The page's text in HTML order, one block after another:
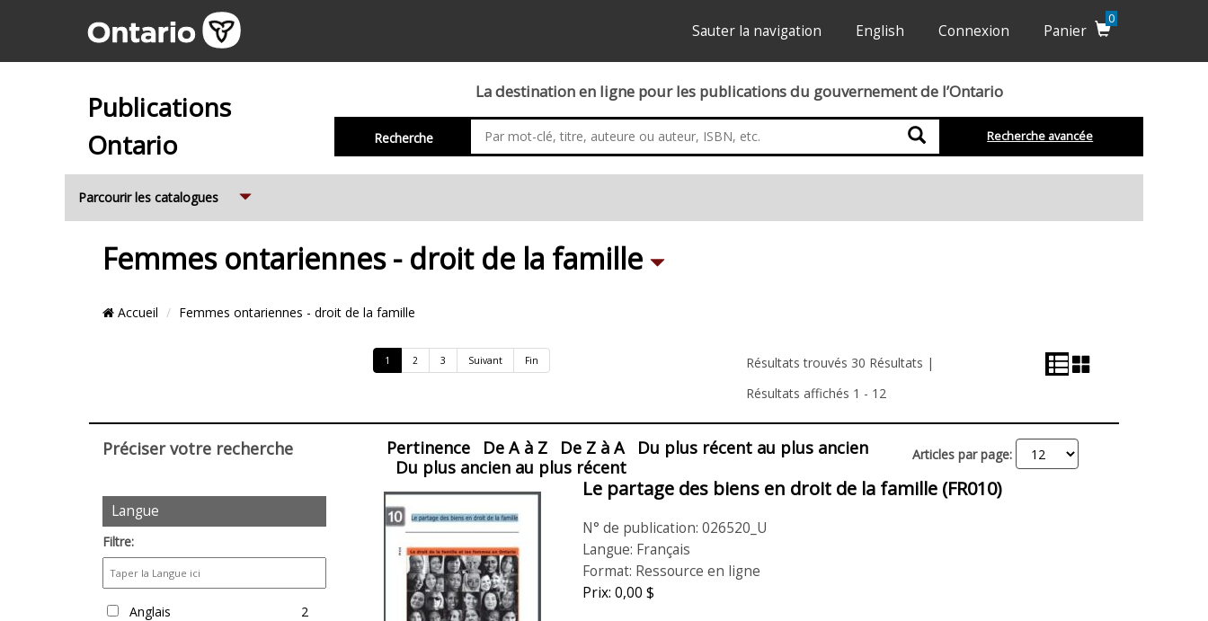
Sauter la navigation English Connexion Panier
0
Publications
Ontario
La destination en ligne pour les publications du gouvernement de l’Ontario
Recherche RechercheRecherche avancée
Parcourir les catalogues
Femmes ontariennes - droit de la famille Sub
Emplacement
Accueil Femmes ontariennes - droit de la famille
Contrôle
1 2 3 Suivant Fin
Résultats trouvés 30 Résultats |
Résultats affichés 1 - 12
Préciser votre recherche Pertinence De A à Z De Z à A
Du plus récent au plus ancien
Du plus ancien au plus récent
Articles par page:
pour
les
articles
Langue
Filtre:
Langue
Anglais
2
Articles Le partage des biens en droit de la famille (FR010)
N° de publication: 026520_U
Langue: Français
Format: Ressource en ligne
Prix: 0,00 $